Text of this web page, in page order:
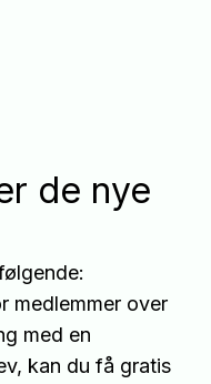
de nye
medlemmer over
med en
kan du få gratis